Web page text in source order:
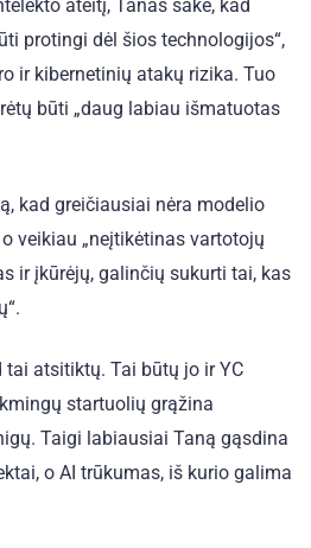
ateitį, Tanas sakė, kad
protingi dėl šios technologijos“,
ir kibernetinių atakų rizika. Tuo
būti „daug labiau išmatuotas
kad greičiausiai nėra modelio
veikiau „neįtikėtinas vartotojų
ir įkūrėjų, galinčių sukurti tai, kas
tai atsitiktų. Tai būtų jo ir YC
startuolių grąžina
Taigi labiausiai Taną gąsdina
o AI trūkumas, iš kurio galima